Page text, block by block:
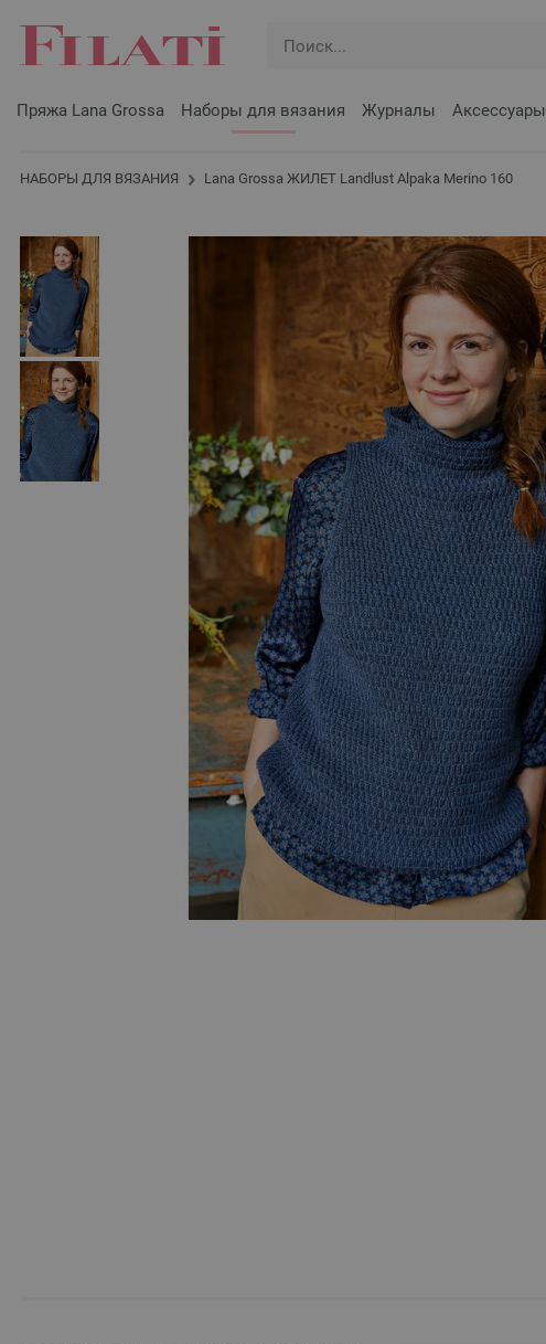
Пряжа Lana Grossa Наборы для вязания Журналы Аксессуары
НАБОРЫ ДЛЯ ВЯЗАНИЯ Lana Grossa ЖИЛЕТ Landlust Alpaka Merino 160